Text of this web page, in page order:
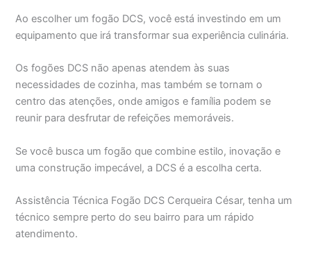
Ao escolher um fogão DCS, você está investindo em um
equipamento que irá transformar sua experiência culinária.
Os fogões DCS não apenas atendem às suas
necessidades de cozinha, mas também se tornam o
centro das atenções, onde amigos e família podem se
reunir para desfrutar de refeições memoráveis.
Se você busca um fogão que combine estilo, inovação e
uma construção impecável, a DCS é a escolha certa.
Assistência Técnica Fogão DCS Cerqueira César, tenha um
técnico sempre perto do seu bairro para um rápido
atendimento.